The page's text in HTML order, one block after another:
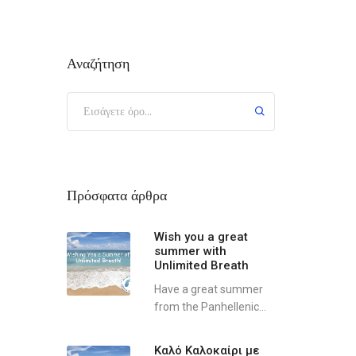
Αναζήτηση
Πρόσφατα άρθρα
Wish you a great
summer with
Unlimited Breath
Have a great summer
from the Panhellenic...
Καλό Καλοκαίρι με